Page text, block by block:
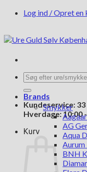
FortsætLog ind / Opret en
Søg
efter:
Kundeservice: 33
Hverdage: 10:00
Kurv
Brands
Smykker
AG
Aqua
BNH